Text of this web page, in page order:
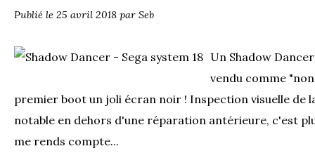
Publié le 25 avril 2018 par Seb
Un Shadow
vendu comme
premier boot un joli écran noir ! Inspection visuelle de
notable en dehors d'une réparation antérieure, c'est
me rends compte...